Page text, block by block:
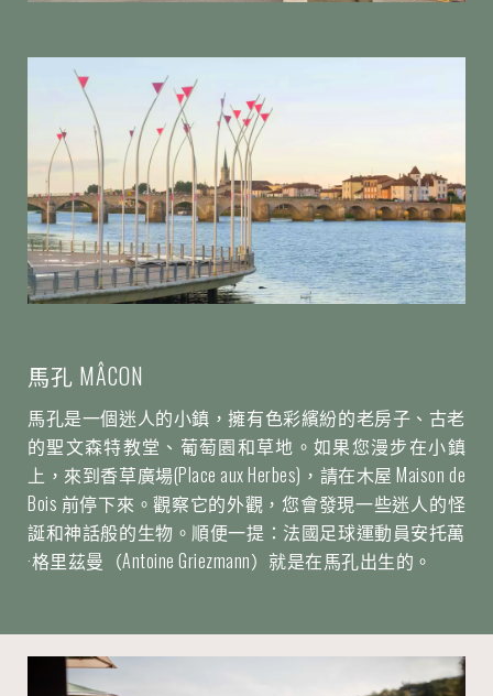
馬孔 MÂCON
馬孔是一個迷人的小鎮，擁有色彩繽紛的老房子、古老
的聖文森特教堂、葡萄園和草地。如果您漫步在小鎮
上，來到香草廣場(Place aux Herbes)，請在木屋 Maison de
Bois 前停下來。觀察它的外觀，您會發現一些迷人的怪
誕和神話般的生物。順便一提：法國足球運動員安托萬
·格里茲曼（Antoine Griezmann）就是在馬孔出生的。